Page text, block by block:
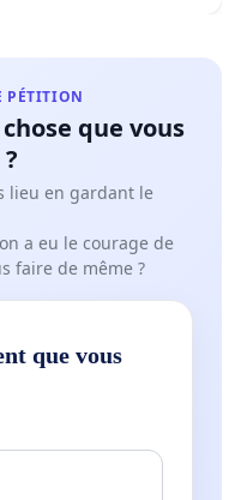
PÉTITION
que vous
lieu en gardant le
a eu le courage de
faire de même ?
que vous